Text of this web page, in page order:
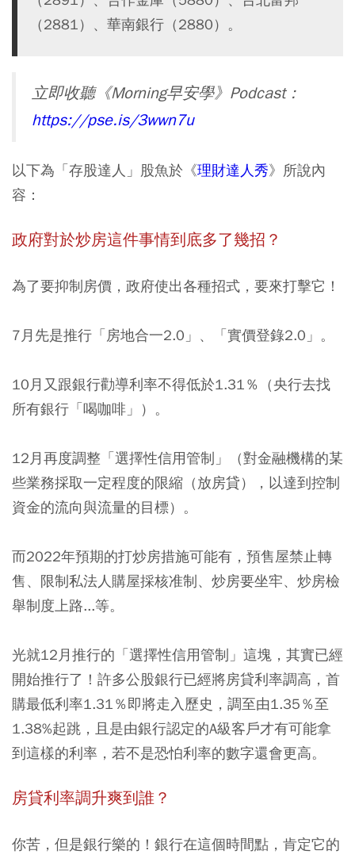
（2881）、華南銀行（2880）。
立即收聽《Morning早安學》Podcast：
https://pse.is/3wwn7u
以下為「存股達人」股魚於《理財達人秀》所說內
容：
政府對於炒房這件事情到底多了幾招？
為了要抑制房價，政府使出各種招式，要來打擊它！
7月先是推行「房地合一2.0」、「實價登錄2.0」。
10月又跟銀行勸導利率不得低於1.31％（央行去找
所有銀行「喝咖啡」）。
12月再度調整「選擇性信用管制」（對金融機構的某
些業務採取一定程度的限縮（放房貸），以達到控制
資金的流向與流量的目標）。
而2022年預期的打炒房措施可能有，預售屋禁止轉
售、限制私法人購屋採核准制、炒房要坐牢、炒房檢
舉制度上路...等。
光就12月推行的「選擇性信用管制」這塊，其實已經
開始推行了！許多公股銀行已經將房貸利率調高，首
購最低利率1.31％即將走入歷史，調至由1.35％至
1.38%起跳，且是由銀行認定的A級客戶才有可能拿
到這樣的利率，若不是恐怕利率的數字還會更高。
房貸利率調升爽到誰？
你苦，但是銀行樂的！銀行在這個時間點，肯定它的